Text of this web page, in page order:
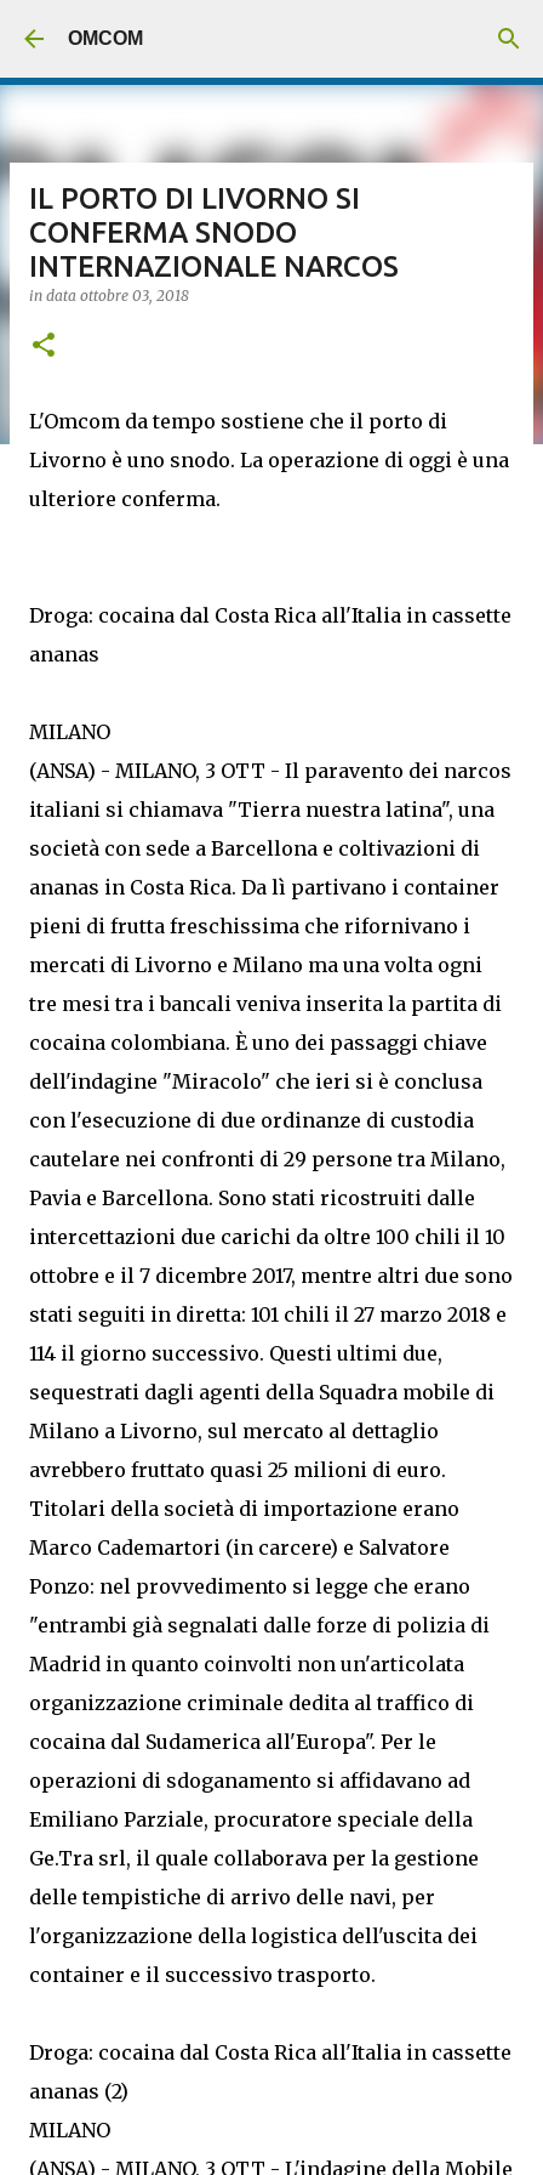
OMCOM
IL PORTO DI LIVORNO SI
CONFERMA SNODO
INTERNAZIONALE NARCOS
in data ottobre 03, 2018
L'Omcom da tempo sostiene che il porto di
Livorno è uno snodo. La operazione di oggi è una
ulteriore conferma.
Droga: cocaina dal Costa Rica all'Italia in cassette
ananas
MILANO
(ANSA) - MILANO, 3 OTT - Il paravento dei narcos
italiani si chiamava "Tierra nuestra latina", una
società con sede a Barcellona e coltivazioni di
ananas in Costa Rica. Da lì partivano i container
pieni di frutta freschissima che rifornivano i
mercati di Livorno e Milano ma una volta ogni
tre mesi tra i bancali veniva inserita la partita di
cocaina colombiana. È uno dei passaggi chiave
dell'indagine "Miracolo" che ieri si è conclusa
con l'esecuzione di due ordinanze di custodia
cautelare nei confronti di 29 persone tra Milano,
Pavia e Barcellona. Sono stati ricostruiti dalle
intercettazioni due carichi da oltre 100 chili il 10
ottobre e il 7 dicembre 2017, mentre altri due sono
stati seguiti in diretta: 101 chili il 27 marzo 2018 e
114 il giorno successivo. Questi ultimi due,
sequestrati dagli agenti della Squadra mobile di
Milano a Livorno, sul mercato al dettaglio
avrebbero fruttato quasi 25 milioni di euro.
Titolari della società di importazione erano
Marco Cademartori (in carcere) e Salvatore
Ponzo: nel provvedimento si legge che erano
"entrambi già segnalati dalle forze di polizia di
Madrid in quanto coinvolti non un'articolata
organizzazione criminale dedita al traffico di
cocaina dal Sudamerica all'Europa". Per le
operazioni di sdoganamento si affidavano ad
Emiliano Parziale, procuratore speciale della
Ge.Tra srl, il quale collaborava per la gestione
delle tempistiche di arrivo delle navi, per
l'organizzazione della logistica dell'uscita dei
container e il successivo trasporto.
Droga: cocaina dal Costa Rica all'Italia in cassette
ananas (2)
MILANO
(ANSA) - MILANO, 3 OTT - L'indagine della Mobile